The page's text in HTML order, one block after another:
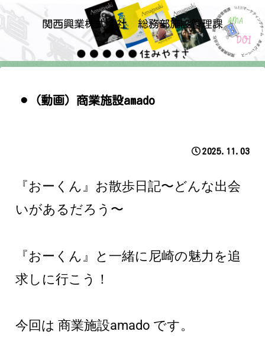
関西興業株式会社 総務部施設管理課
⚫︎（動画）商業施設amado
2025.11.03
『おーくん』お散歩日記〜どんな出会
いがあるだろう〜
『おーくん』と一緒に尼崎の魅力を追
求しに行こう！
今回は 商業施設amado です。